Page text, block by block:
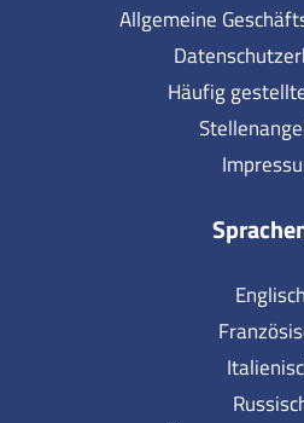
Allgemeine
Häufig
Englisch